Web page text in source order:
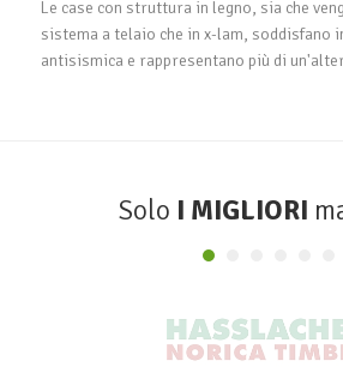
Le case con struttura in legno, sia che
sistema a telaio che in x-lam, soddisfano
antisismica e rappresentano più di
Solo I MIGLIORI